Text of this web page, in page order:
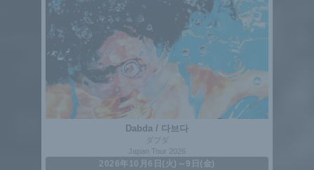
Dabda / 다브다
ダブダ
Japan Tour 2026
2026年10月6日(火)～9日(金)